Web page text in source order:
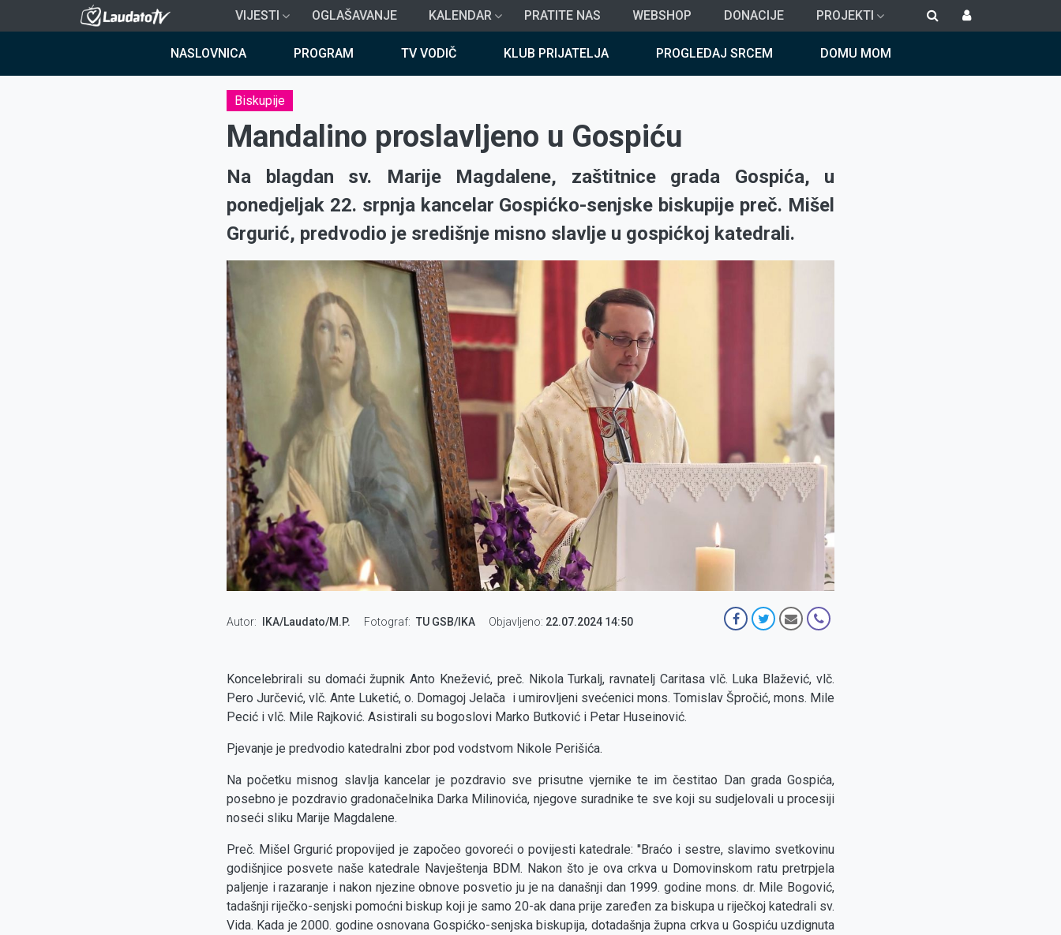
na
VIJESTI OGLAŠAVANJE KALENDAR PRATITE NAS WEBSHOP DONACIJE PROJEKTI
NASLOVNICA PROGRAM TV VODIČ KLUB PRIJATELJA PROGLEDAJ SRCEM DOMU MOM
Biskupije
Mandalino proslavljeno u Gospiću
Na blagdan sv. Marije Magdalene, zaštitnice grada Gospića, u
ponedjeljak 22. srpnja kancelar Gospićko-senjske biskupije preč. Mišel
Grgurić, predvodio je središnje misno slavlje u gospićkoj katedrali.
Autor IKA/Laudato/M.P. Fotograf TU GSB/IKA Objavljeno: 22.07.2024 14:50
Koncelebrirali su domaći župnik Anto Knežević, preč. Nikola Turkalj, ravnatelj Caritasa vlč. Luka Blažević, vlč.
Pero Jurčević, vlč. Ante Luketić, o. Domagoj Jelača i umirovljeni svećenici mons. Tomislav Špročić, mons. Mile
Pecić i vlč. Mile Rajković. Asistirali su bogoslovi Marko Butković i Petar Huseinović.
Pjevanje je predvodio katedralni zbor pod vodstvom Nikole Perišića.
Na početku misnog slavlja kancelar je pozdravio sve prisutne vjernike te im čestitao Dan grada Gospića,
posebno je pozdravio gradonačelnika Darka Milinovića, njegove suradnike te sve koji su sudjelovali u procesiji
noseći sliku Marije Magdalene.
Preč. Mišel Grgurić propovijed je započeo govoreći o povijesti katedrale: ''Braćo i sestre, slavimo svetkovinu
godišnjice posvete naše katedrale Navještenja BDM. Nakon što je ova crkva u Domovinskom ratu pretrpjela
paljenje i razaranje i nakon njezine obnove posvetio ju je na današnji dan 1999. godine mons. dr. Mile Bogović,
tadašnji riječko-senjski pomoćni biskup koji je samo 20-ak dana prije zaređen za biskupa u riječkoj katedrali sv.
Vida. Kada je 2000. godine osnovana Gospićko-senjska biskupija, dotadašnja župna crkva u Gospiću uzdignuta